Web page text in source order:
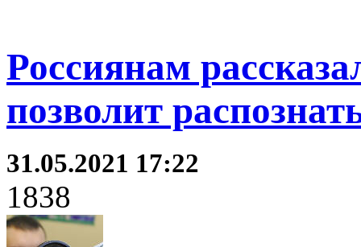
Россиянам
позволит
31.05.2021 17:22
1838